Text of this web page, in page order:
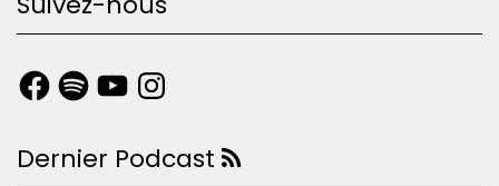
Dernier Podcast